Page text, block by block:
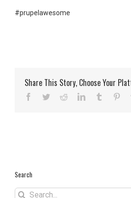
#prupelawesome
Share This Story, Choose Your
Facebook
TwitterRedditLinkedInTumblr
Search
Search